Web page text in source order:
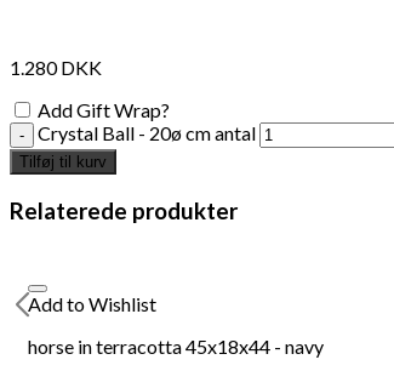
1.280DKK
Add Gift Wrap?
Crystal Ball - 20ø cm antal
Tilføj til kurv
Relaterede produkter
Add to Wishlist
horse in terracotta 45x18x44 - navy